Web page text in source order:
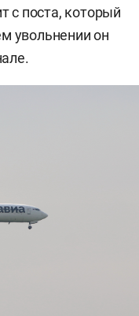
с поста, который
увольнении он